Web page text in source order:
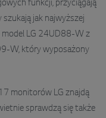
funkcji, przyciągają
jak najwyższej
model LG 24UD88-W z
W, który wyposażony
monitorów LG znajdą
sprawdzą się także